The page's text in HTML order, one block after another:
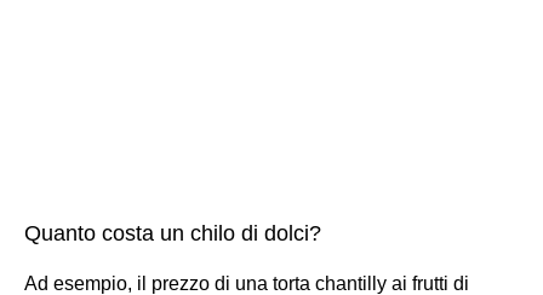
Quanto costa un chilo di dolci?
Ad esempio, il prezzo di una torta chantilly ai frutti di